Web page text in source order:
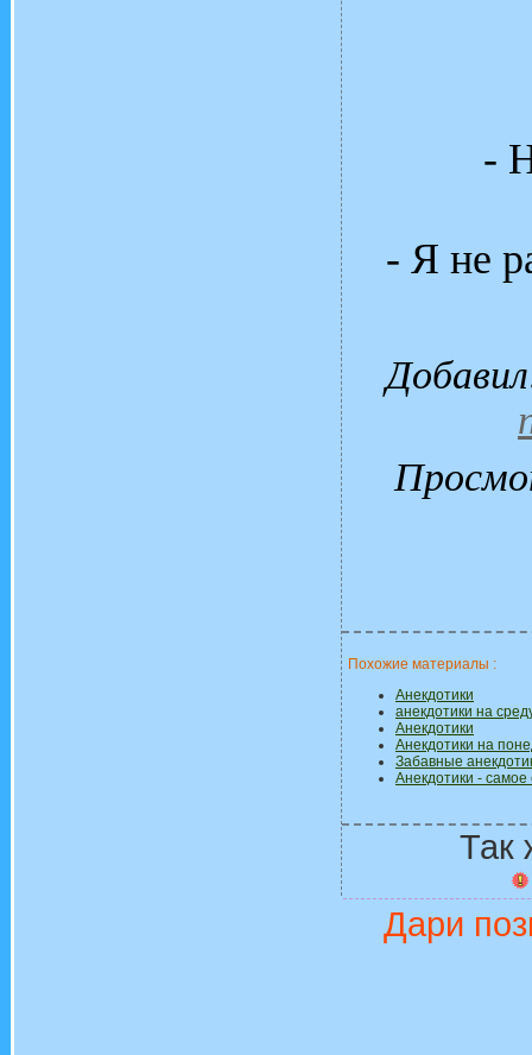
-
- Я не
Добавил
Похожие материалы :
Анекдотики
анекдотики на
Анекдотики
Анекдотики на
Забавные
Анекдотики -
Так
Дари